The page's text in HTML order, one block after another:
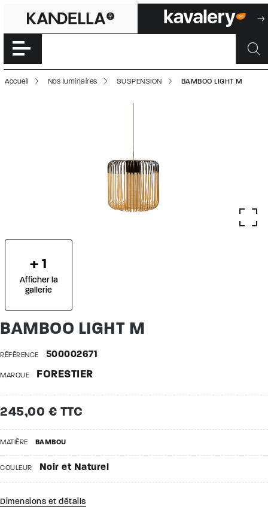
BAMBOO LIGHT
Accéder directement au contenu de la page
Accueil Nos luminaires SUSPENSION BAMBOO LIGHT M
+ 1
Afficher la
gallerie
BAMBOO LIGHT M
RÉFÉRENCE 500002671
MARQUE FORESTIER
245,00 € TTC
MATIÈRE BAMBOU
COULEUR Noir et Naturel
Dimensions et détails